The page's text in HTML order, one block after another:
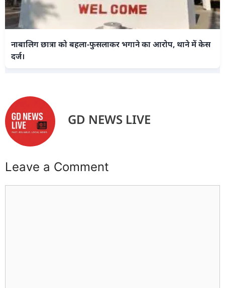
नाबालिग छात्रा को बहला-फुसलाकर भगाने का आरोप, थाने में केस
दर्ज।
GD NEWS LIVE
Leave a Comment